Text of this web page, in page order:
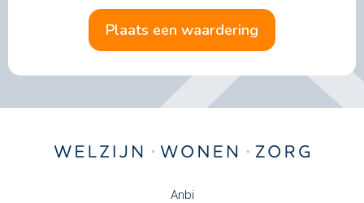
plaats een waardering
Anbi